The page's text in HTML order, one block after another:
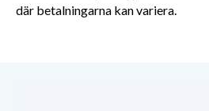
där betalningarna kan variera.